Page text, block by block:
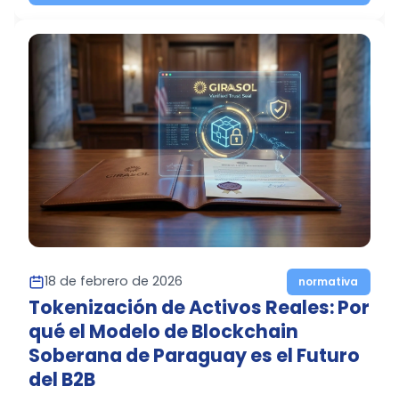
18 de febrero de 2026 normativa
Tokenización de Activos Reales: Por
qué el Modelo de Blockchain
Soberana de Paraguay es el Futuro
del B2B